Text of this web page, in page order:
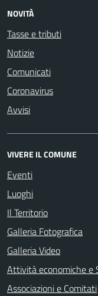
NOVITÀ
Tasse e tributi
Notizie
Comunicati
Coronavirus
Avvisi
VIVERE IL COMUNE
Eventi
Luoghi
Il Territorio
Galleria Fotografica
Galleria Video
Attività economiche e
Associazioni e Comitati